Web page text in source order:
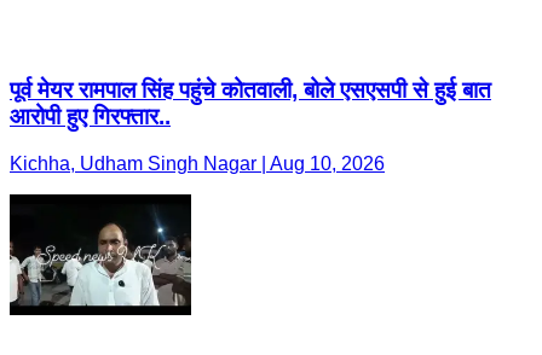
पूर्व मेयर रामपाल सिंह पहुंचे कोतवाली, बोले एसएसपी से हुई बात
आरोपी हुए गिरफ्तार..
Kichha, Udham Singh Nagar | Aug 10, 2026